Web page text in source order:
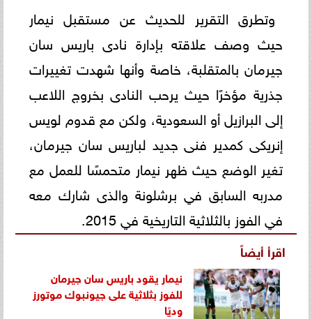
وتطرق التقرير للحديث عن مستقبل نيمار
حيث وصف علاقته بإدارة نادى باريس سان
جيرمان بالمتقلبة، خاصة وأنها شهدت تغييرات
جذرية مؤخرًا حيث يرحب النادى بخروج اللاعب
إلى البرازيل أو السعودية، ولكن مع قدوم لويس
إنريكى كمدير فنى جديد لباريس سان جيرمان،
تغير الوضع حيث ظهر نيمار متحمسًا للعمل مع
مدربه السابق في برشلونة والذى شارك معه
في الفوز بالثلاثية التاريخية في 2015.
اقرأ أيضاً
نيمار يقود باريس سان جيرمان
للفوز بثلاثية على جيونبوك موتورز
وديًا